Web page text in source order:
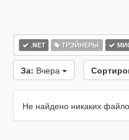
.NET ТРЭЙНЕРЫ
За: Вчера
Не найдено никаких